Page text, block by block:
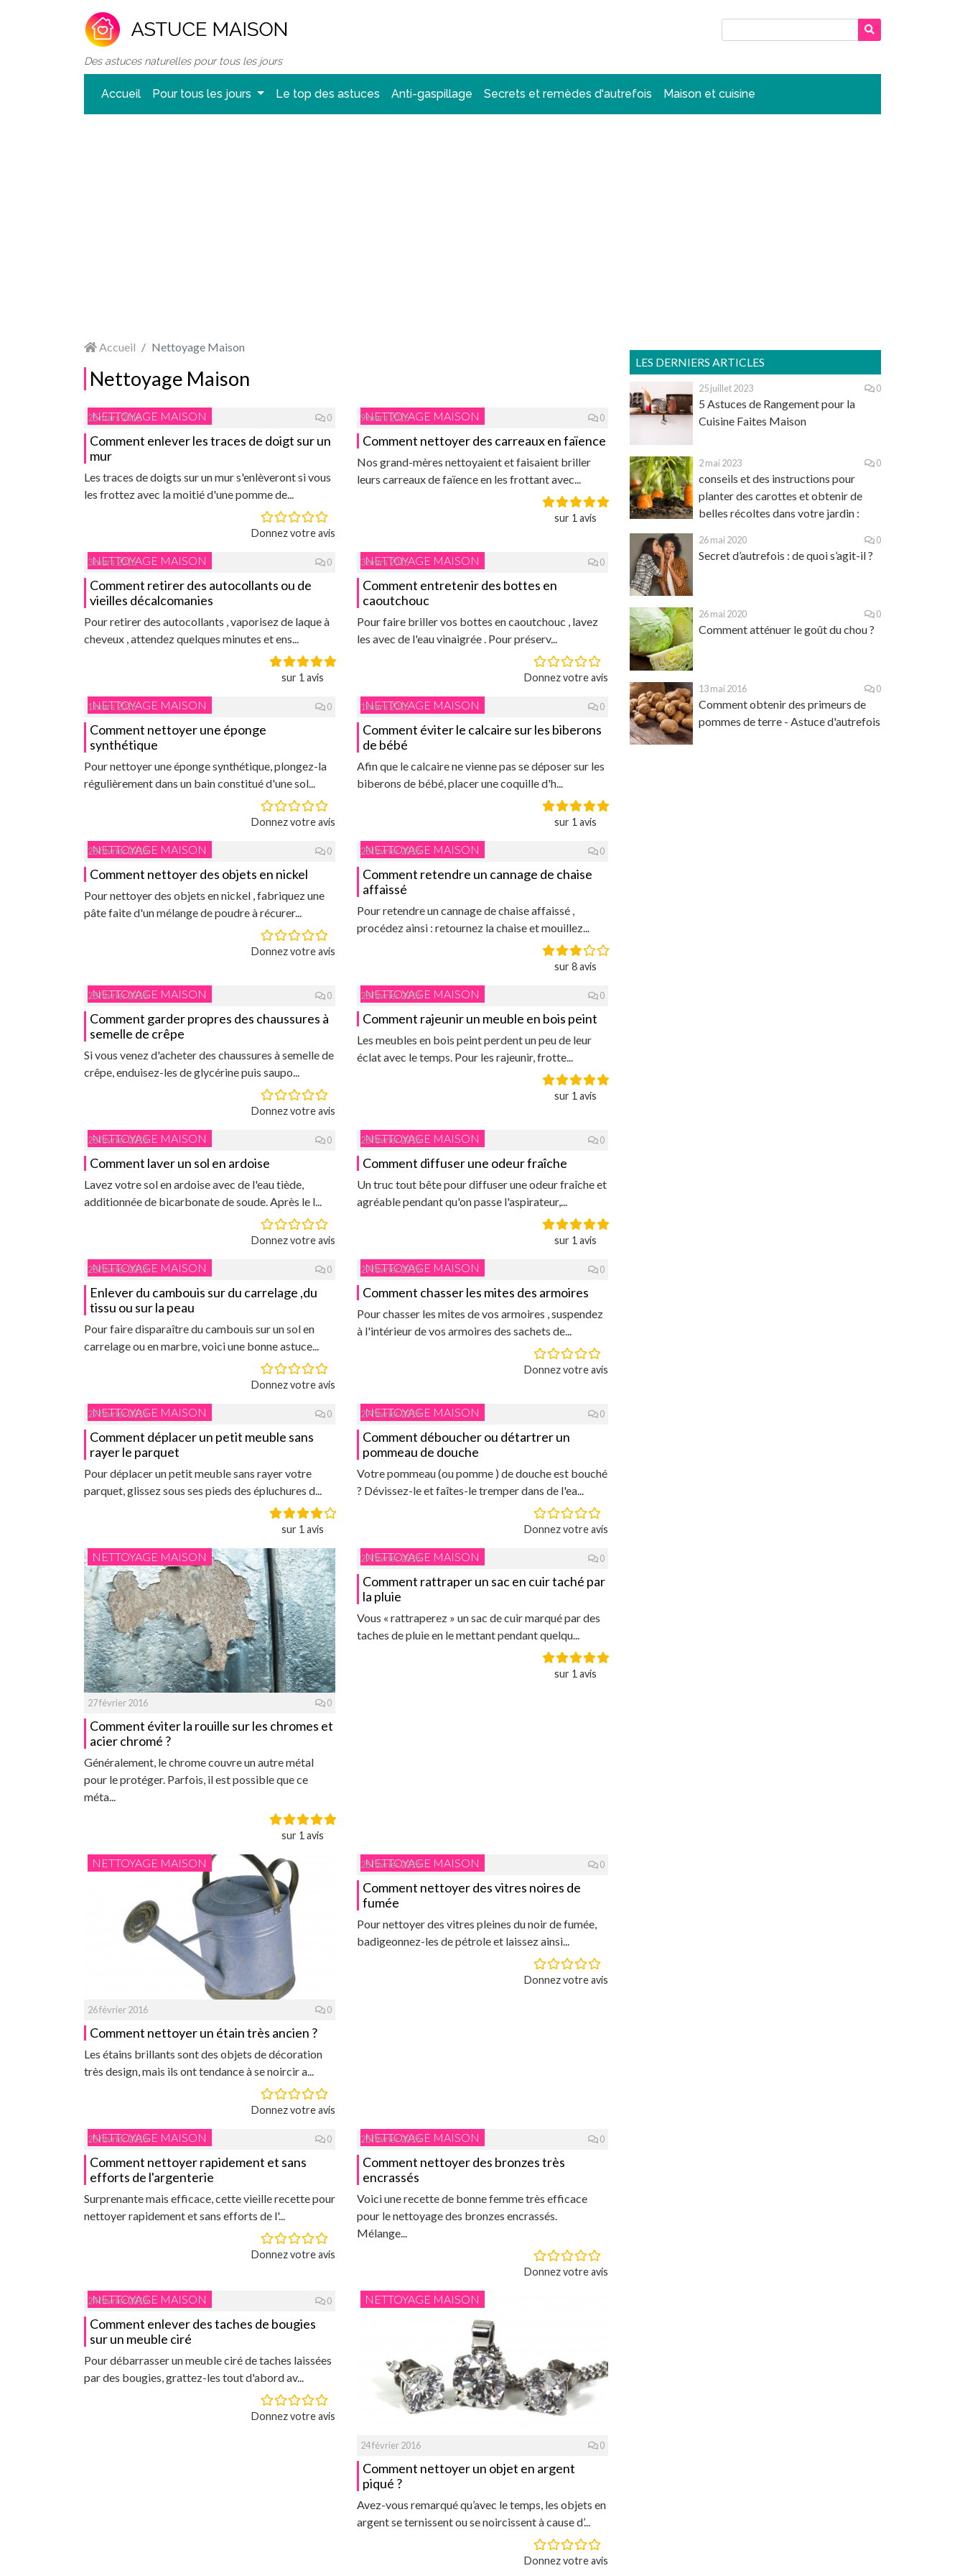
Des astuces naturelles pour tous les jours
Accueil Pour tous les jours Le top des astuces Anti-gaspillage Secrets et remèdes d'autrefois Maison et cuisine
Accueil Nettoyage Maison
Nettoyage Maison
NETTOYAGE MAISON
25 mars 2016 0
Comment enlever les traces de doigt sur un
mur
Les traces de doigts sur un mur s'enlèveront si vous
les frottez avec la moitié d'une pomme de...
Donnez votre avis
NETTOYAGE MAISON
9 mars 2016 0
Comment nettoyer des carreaux en faïence
Nos grand-mères nettoyaient et faisaient briller
leurs carreaux de faïence en les frottant avec...
sur 1 avis
NETTOYAGE MAISON
3 mars 2016 0
Comment retirer des autocollants ou de
vieilles décalcomanies
Pour retirer des autocollants , vaporisez de laque à
cheveux , attendez quelques minutes et ens...
sur 1 avis
NETTOYAGE MAISON
3 mars 2016 0
Comment entretenir des bottes en
caoutchouc
Pour faire briller vos bottes en caoutchouc , lavez
les avec de l'eau vinaigrée . Pour préserv...
Donnez votre avis
NETTOYAGE MAISON
1 mars 2016 0
Comment nettoyer une éponge
synthétique
Pour nettoyer une éponge synthétique, plongez-la
régulièrement dans un bain constitué d'une sol...
Donnez votre avis
NETTOYAGE MAISON
1 mars 2016 0
Comment éviter le calcaire sur les biberons
de bébé
Afin que le calcaire ne vienne pas se déposer sur les
biberons de bébé, placer une coquille d'h...
sur 1 avis
NETTOYAGE MAISON
28 février 2016 0
Comment nettoyer des objets en nickel
Pour nettoyer des objets en nickel , fabriquez une
pâte faite d'un mélange de poudre à récurer...
Donnez votre avis
NETTOYAGE MAISON
28 février 2016 0
Comment retendre un cannage de chaise
affaissé
Pour retendre un cannage de chaise affaissé ,
procédez ainsi : retournez la chaise et mouillez...
sur 8 avis
NETTOYAGE MAISON
28 février 2016 0
Comment garder propres des chaussures à
semelle de crêpe
Si vous venez d'acheter des chaussures à semelle de
crêpe, enduisez-les de glycérine puis saupo...
Donnez votre avis
NETTOYAGE MAISON
28 février 2016 0
Comment rajeunir un meuble en bois peint
Les meubles en bois peint perdent un peu de leur
éclat avec le temps. Pour les rajeunir, frotte...
sur 1 avis
NETTOYAGE MAISON
28 février 2016 0
Comment laver un sol en ardoise
Lavez votre sol en ardoise avec de l'eau tiède,
additionnée de bicarbonate de soude. Après le l...
Donnez votre avis
NETTOYAGE MAISON
28 février 2016 0
Comment diffuser une odeur fraîche
Un truc tout bête pour diffuser une odeur fraîche et
agréable pendant qu'on passe l'aspirateur,...
sur 1 avis
NETTOYAGE MAISON
28 février 2016 0
Enlever du cambouis sur du carrelage ,du
tissu ou sur la peau
Pour faire disparaître du cambouis sur un sol en
carrelage ou en marbre, voici une bonne astuce...
Donnez votre avis
NETTOYAGE MAISON
27 février 2016 0
Comment chasser les mites des armoires
Pour chasser les mites de vos armoires , suspendez
à l'intérieur de vos armoires des sachets de...
Donnez votre avis
NETTOYAGE MAISON
27 février 2016 0
Comment déplacer un petit meuble sans
rayer le parquet
Pour déplacer un petit meuble sans rayer votre
parquet, glissez sous ses pieds des épluchures d...
sur 1 avis
NETTOYAGE MAISON
27 février 2016 0
Comment déboucher ou détartrer un
pommeau de douche
Votre pommeau (ou pomme ) de douche est bouché
? Dévissez-le et faîtes-le tremper dans de l'ea...
Donnez votre avis
NETTOYAGE MAISON
27 février 2016 0
Comment éviter la rouille sur les chromes et
acier chromé ?
Généralement, le chrome couvre un autre métal
pour le protéger. Parfois, il est possible que ce
méta...
sur 1 avis
NETTOYAGE MAISON
27 février 2016 0
Comment rattraper un sac en cuir taché par
la pluie
Vous « rattraperez » un sac de cuir marqué par des
taches de pluie en le mettant pendant quelqu...
sur 1 avis
NETTOYAGE MAISON
26 février 2016 0
Comment nettoyer un étain très ancien ?
Les étains brillants sont des objets de décoration
très design, mais ils ont tendance à se noircir a...
Donnez votre avis
NETTOYAGE MAISON
26 février 2016 0
Comment nettoyer des vitres noires de
fumée
Pour nettoyer des vitres pleines du noir de fumée,
badigeonnez-les de pétrole et laissez ainsi...
Donnez votre avis
NETTOYAGE MAISON
25 février 2016 0
Comment nettoyer rapidement et sans
efforts de l'argenterie
Surprenante mais efficace, cette vieille recette pour
nettoyer rapidement et sans efforts de l'...
Donnez votre avis
NETTOYAGE MAISON
25 février 2016 0
Comment nettoyer des bronzes très
encrassés
Voici une recette de bonne femme très efficace
pour le nettoyage des bronzes encrassés.
Mélange...
Donnez votre avis
NETTOYAGE MAISON
24 février 2016 0
Comment enlever des taches de bougies
sur un meuble ciré
Pour débarrasser un meuble ciré de taches laissées
par des bougies, grattez-les tout d'abord av...
Donnez votre avis
NETTOYAGE MAISON
24 février 2016 0
Comment nettoyer un objet en argent
piqué ?
Avez-vous remarqué qu’avec le temps, les objets en
argent se ternissent ou se noircissent à cause d’...
Donnez votre avis
LES DERNIERS ARTICLES
25 juillet 2023 0
5 Astuces de Rangement pour la
Cuisine Faites Maison
2 mai 2023 0
conseils et des instructions pour
planter des carottes et obtenir de
belles récoltes dans votre jardin :
26 mai 2020 0
Secret d’autrefois : de quoi s’agit-il ?
26 mai 2020 0
Comment atténuer le goût du chou ?
13 mai 2016 0
Comment obtenir des primeurs de
pommes de terre - Astuce d'autrefois